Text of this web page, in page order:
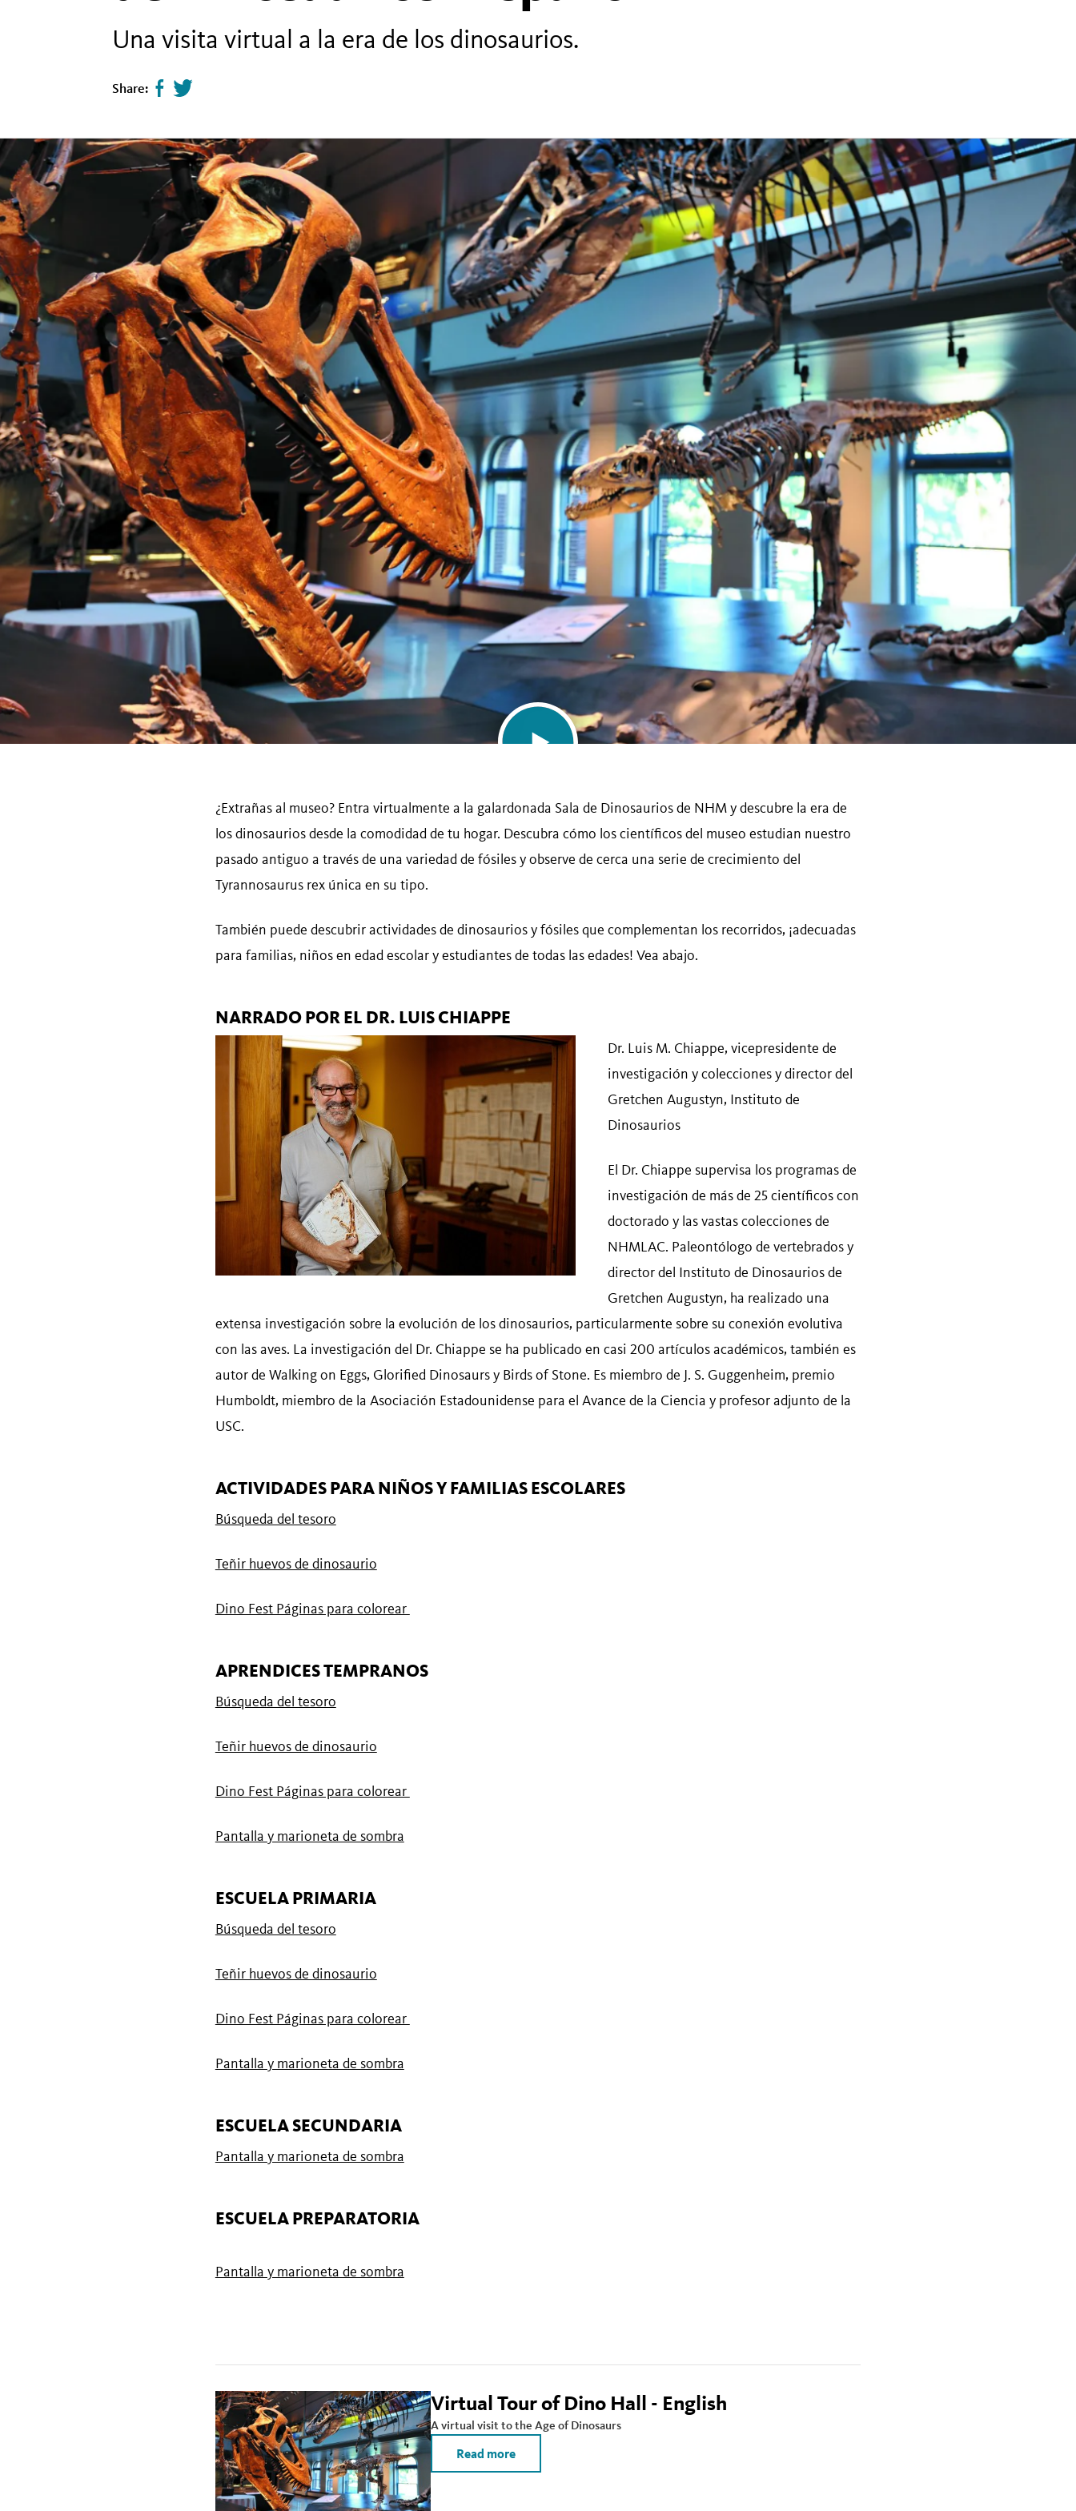
Una visita virtual a la era de los dinosaurios.
Share: Share
on
facebook
Tweet
page
¿Extrañas al museo? Entra virtualmente a la galardonada Sala de Dinosaurios de NHM y descubre la era de
los dinosaurios desde la comodidad de tu hogar. Descubra cómo los científicos del museo estudian nuestro
pasado antiguo a través de una variedad de fósiles y observe de cerca una serie de crecimiento del
Tyrannosaurus rex única en su tipo.
También puede descubrir actividades de dinosaurios y fósiles que complementan los recorridos, ¡adecuadas
para familias, niños en edad escolar y estudiantes de todas las edades! Vea abajo.
NARRADO POR EL DR. LUIS CHIAPPE
Dr. Luis M. Chiappe, vicepresidente de
investigación y colecciones y director del
Gretchen Augustyn, Instituto de
Dinosaurios
El Dr. Chiappe supervisa los programas de
investigación de más de 25 científicos con
doctorado y las vastas colecciones de
NHMLAC. Paleontólogo de vertebrados y
director del Instituto de Dinosaurios de
Gretchen Augustyn, ha realizado una
extensa investigación sobre la evolución de los dinosaurios, particularmente sobre su conexión evolutiva
con las aves. La investigación del Dr. Chiappe se ha publicado en casi 200 artículos académicos, también es
autor de Walking on Eggs, Glorified Dinosaurs y Birds of Stone. Es miembro de J. S. Guggenheim, premio
Humboldt, miembro de la Asociación Estadounidense para el Avance de la Ciencia y profesor adjunto de la
USC.
ACTIVIDADES PARA NIÑOS Y FAMILIAS ESCOLARES
Búsqueda del tesoro
Teñir huevos de dinosaurio
Dino Fest Páginas para colorear
APRENDICES TEMPRANOS
Búsqueda del tesoro
Teñir huevos de dinosaurio
Dino Fest Páginas para colorear
Pantalla y marioneta de sombra
ESCUELA PRIMARIA
Búsqueda del tesoro
Teñir huevos de dinosaurio
Dino Fest Páginas para colorear
Pantalla y marioneta de sombra
ESCUELA SECUNDARIA
Pantalla y marioneta de sombra
ESCUELA PREPARATORIA
Pantalla y marioneta de sombra
Virtual Tour of Dino Hall - English
A virtual visit to the Age of Dinosaurs
Read more